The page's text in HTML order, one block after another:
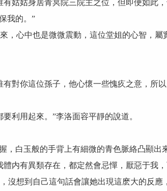
姑身居青冥院三院主之位，但即便如此
我的。”
心中也是微微震動，這位堂姐的心智，屬
你這位孫子，他心懷一些愧疚之意，所
用起來。”李洛面容平靜的說道。
白玉般的手背上有細微的青色脈絡凸顯出
有異類存在，都定然會忌憚，厭惡于我
想到自己這句話會讓她出現這麽大的反應